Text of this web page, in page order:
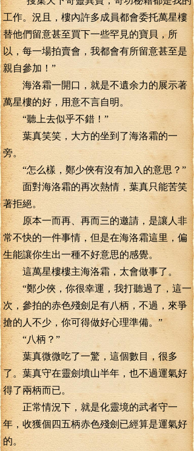
工作。況且，樓內許多成員都會委托萬星樓
替他們留意甚至買下一些罕見的寶貝，所
以，每一場拍賣會，我都會有所留意甚至是
親自參加！”
海洛霜一開口，就是不遺余力的展示著
萬星樓的好，用意不言自明。
“聽上去似乎不錯！”
葉真笑笑，大方的坐到了海洛霜的一
旁。
“怎么樣，鄭少俠有沒有加入的意思？”
面對海洛霜的再次熱情，葉真只能苦笑
著拒絕。
原本一而再、再而三的邀請，是讓人非
常不快的一件事情，但是在海洛霜這里，偏
生能讓你生出一種不好意思的感覺。
這萬星樓樓主海洛霜，太會做事了。
“鄭少俠，你很幸運，我打聽過了，這一
次，參拍的赤色殘劍足有八柄，不過，來爭
搶的人不少，你可得做好心理準備。”
“八柄？”
葉真微微吃了一驚，這個數目，很多
了。葉真守在靈劍墳山半年，也不過運氣好
得了兩柄而已。
正常情況下，就是化靈境的武者守一
年，收獲個四五柄赤色殘劍已經算是運氣好
的。